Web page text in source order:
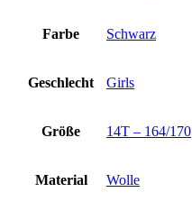
Farbe Schwarz
Geschlecht Girls
Größe 14T – 164/170
Material Wolle